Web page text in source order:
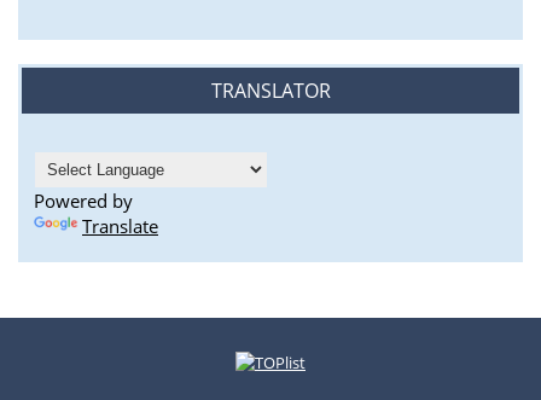
TRANSLATOR
Powered by
Translate